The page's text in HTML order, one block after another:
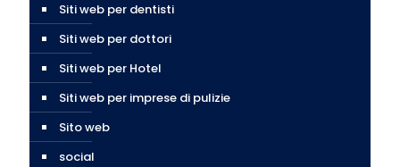
Siti web per dentisti
Siti web per dottori
Siti web per Hotel
Siti web per imprese di pulizie
Sito web
social